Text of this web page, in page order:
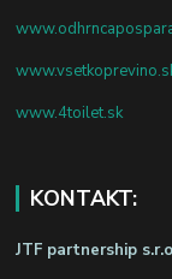
www.4toilet.sk
KONTAKT:
JTF partnership